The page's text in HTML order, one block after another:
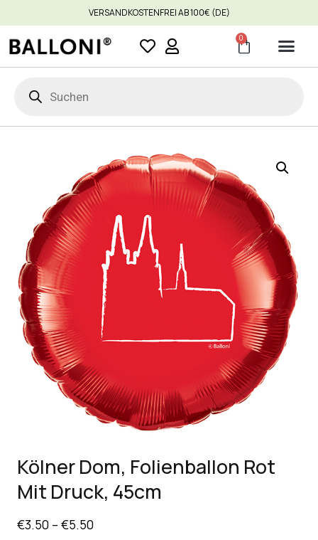
VERSANDKOSTENFREI AB 100€ (DE)
0
Kölner Dom, Folienballon Rot
Mit Druck, 45cm
€3.50 – €5.50